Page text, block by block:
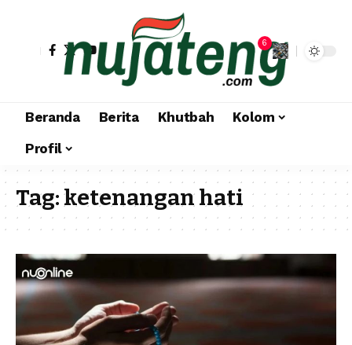
6
Beranda Berita Khutbah
Kolom
Profil
Tag:ketenangan hati